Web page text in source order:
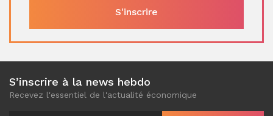
S’inscrire à la news hebdo
Recevez l'essentiel de l'actualité économique